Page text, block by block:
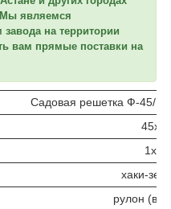
Мы являемся
на территории
вам прямые поставки на
Садовая решетка Ф-45/1/
1х10
хаки-
рулон (в